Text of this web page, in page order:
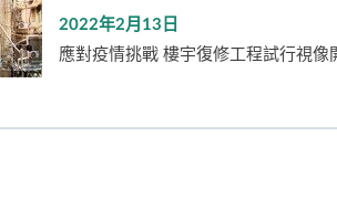
2022年2月13日
應對疫情挑戰 樓宇復修工程試行視像